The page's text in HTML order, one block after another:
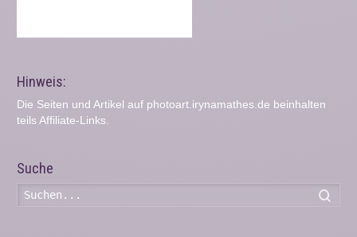
Hinweis:
Die Seiten und Artikel auf photoart.irynamathes.de beinhalten
teils Affiliate-Links.
Suche